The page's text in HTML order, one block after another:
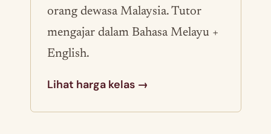
orang dewasa Malaysia. Tutor
mengajar dalam Bahasa Melayu +
English.
Lihat harga kelas →